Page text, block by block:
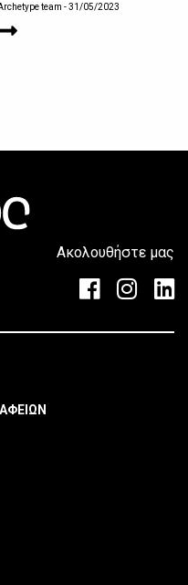
team - 31/05/2023
Ακολουθήστε μας